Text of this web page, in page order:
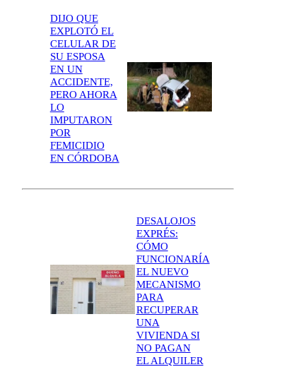
DIJO QUE
EXPLOTÓ EL
CELULAR DE
SU ESPOSA
EN UN
ACCIDENTE,
PERO AHORA
LO
IMPUTARON
POR
FEMICIDIO
EN CÓRDOBA
DESALOJOS
EXPRÉS:
CÓMO
FUNCIONARÍA
EL NUEVO
MECANISMO
PARA
RECUPERAR
UNA
VIVIENDA SI
NO PAGAN
EL ALQUILER